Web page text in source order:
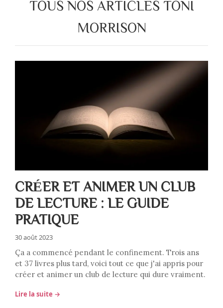
TOUS NOS ARTICLES TONI
MORRISON
CRÉER ET ANIMER UN CLUB
DE LECTURE : LE GUIDE
PRATIQUE
30 août 2023
Ça a commencé pendant le confinement. Trois ans
et 37 livres plus tard, voici tout ce que j'ai appris pour
créer et animer un club de lecture qui dure vraiment.
Lire la suite →